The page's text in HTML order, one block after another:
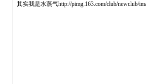
其实我是水蒸气http://pimg.163.com/club/newclub/